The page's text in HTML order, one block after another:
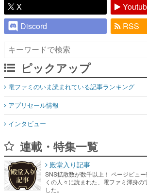
X
Discord
RSS
ピックアップ
電ファミのいま読まれている記事ランキング
アプリセール情報
インタビュー
連載・特集一覧
殿堂入り記事
SNS拡散数が数千以上！ ページビュ
くの人々に読まれた、電ファミ渾身の
した。